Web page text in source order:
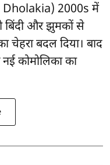
Dholakia) 2000s में
बिंदी और झुमकों से
बदल दिया। बाद
कोमोलिका का